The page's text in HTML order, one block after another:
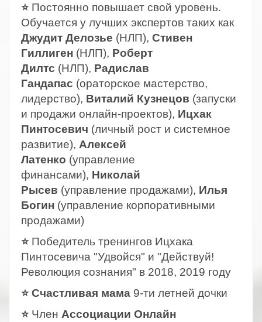
⭐ Постоянно повышает свой уровень.
Обучается у лучших экспертов таких как
Джудит Делозье (НЛП), Стивен
Гиллиген (НЛП), Роберт
Дилтс (НЛП), Радислав
Гандапас (ораторское мастерство,
лидерство), Виталий Кузнецов (запуски
и продажи онлайн-проектов), Ицхак
Пинтосевич (личный рост и системное
развитие), Алексей
Латенко (управление
финансами), Николай
Рысев (управление продажами), Илья
Богин (управление корпоративными
продажами)
⭐ Победитель тренингов Ицхака
Пинтосевича "Удвойся" и "Действуй!
Революция сознания" в 2018, 2019 году
⭐ Счастливая мама 9-ти летней дочки
⭐ Член Ассоциации Онлайн